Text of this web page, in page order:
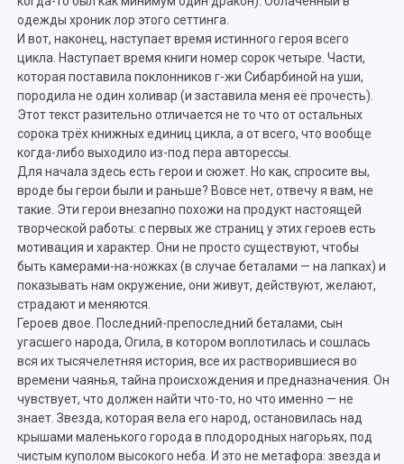
одежды хроник лор этого сеттинга.
И вот, наконец, наступает время истинного героя всего
цикла. Наступает время книги номер сорок четыре. Части,
которая поставила поклонников г-жи Сибарбиной на уши,
породила не один холивар (и заставила меня её прочесть).
Этот текст разительно отличается не то что от остальных
сорока трёх книжных единиц цикла, а от всего, что вообще
когда-либо выходило из-под пера авторессы.
Для начала здесь есть герои и сюжет. Но как, спросите вы,
вроде бы герои были и раньше? Вовсе нет, отвечу я вам, не
такие. Эти герои внезапно похожи на продукт настоящей
творческой работы: с первых же страниц у этих героев есть
мотивация и характер. Они не просто существуют, чтобы
быть камерами-на-ножках (в случае беталами — на лапках) и
показывать нам окружение, они живут, действуют, желают,
страдают и меняются.
Героев двое. Последний-препоследний беталами, сын
угасшего народа, Огила, в котором воплотилась и сошлась
вся их тысячелетняя история, все их растворившиеся во
времени чаянья, тайна происхождения и предназначения. Он
чувствует, что должен найти что-то, но что именно — не
знает. Звезда, которая вела его народ, остановилась над
крышами маленького города в плодородных нагорьях, под
чистым куполом высокого неба. И это не метафора: звезда и